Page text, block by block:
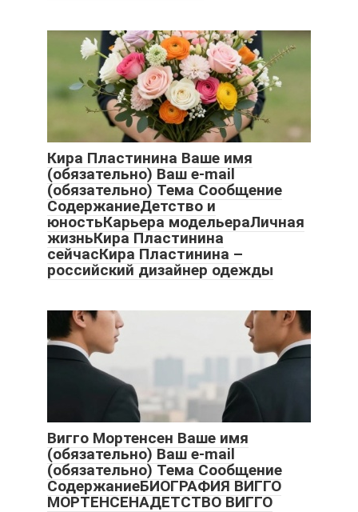
Кира Пластинина Ваше имя
(обязательно) Ваш e-mail
(обязательно) Тема Сообщение
СодержаниеДетство и
юностьКарьера модельераЛичная
жизньКира Пластинина
сейчасКира Пластинина –
российский дизайнер одежды
Вигго Мортенсен Ваше имя
(обязательно) Ваш e-mail
(обязательно) Тема Сообщение
СодержаниеБИОГРАФИЯ ВИГГО
МОРТЕНСЕНАДЕТСТВО ВИГГО